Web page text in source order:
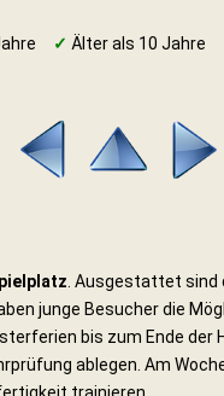
✓ Älter als 10 Jahre
. Ausgestattet
junge Besucher die
bis zum Ende
ablegen. Am
trainieren.